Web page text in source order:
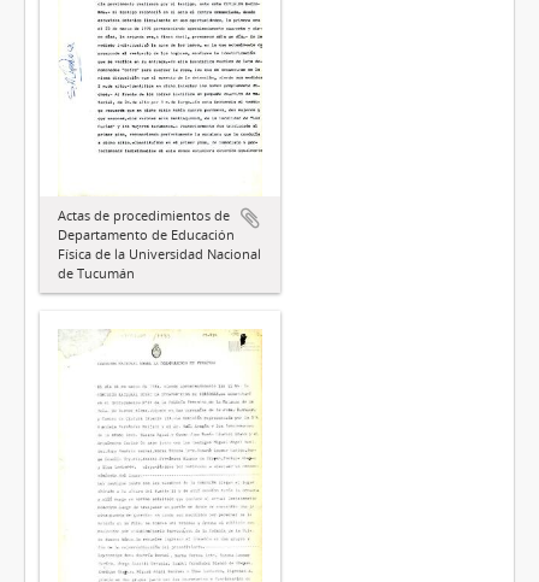
Actas de procedimientos de
Departamento de Educación
Física de la Universidad Nacional
de Tucumán